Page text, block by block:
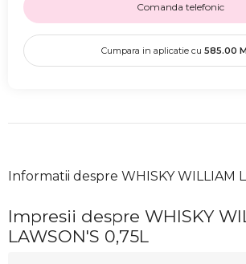
Comanda telefonic
Cumpara in aplicatie cu 585.00
Informatii despre WHISKY WILLIAM
Impresii despre WHISKY
LAWSON'S 0,75L